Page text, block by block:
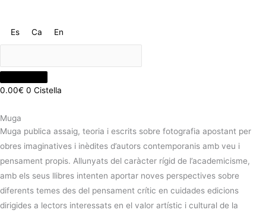
Es Ca En
0.00€ 0 Cistella
Muga
Muga publica assaig, teoria i escrits sobre fotografia apostant per
obres imaginatives i inèdites d’autors contemporanis amb veu i
pensament propis. Allunyats del caràcter rígid de l’academicisme,
amb els seus llibres intenten aportar noves perspectives sobre
diferents temes des del pensament crític en cuidades edicions
dirigides a lectors interessats en el valor artístic i cultural de la